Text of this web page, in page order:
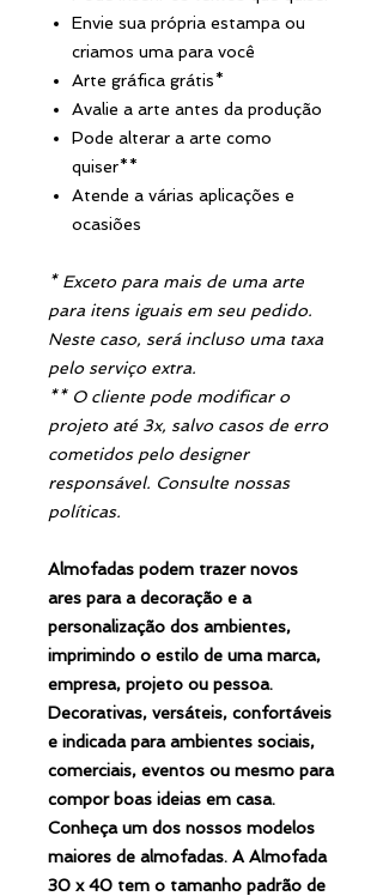
Envie sua própria estampa ou
criamos uma para você
Arte gráfica grátis*
Avalie a arte antes da produção
Pode alterar a arte como
quiser**
Atende a várias aplicações e
ocasiões
* Exceto para mais de uma arte
para itens iguais em seu pedido.
Neste caso, será incluso uma taxa
pelo serviço extra.
** O cliente pode modificar o
projeto até 3x, salvo casos de erro
cometidos pelo designer
responsável. Consulte nossas
políticas.
Almofadas podem trazer novos
ares para a decoração e a
personalização dos ambientes,
imprimindo o estilo de uma marca,
empresa, projeto ou pessoa.
Decorativas, versáteis, confortáveis
e indicada para ambientes sociais,
comerciais, eventos ou mesmo para
compor boas ideias em casa.
Conheça um dos nossos modelos
maiores de almofadas. A Almofada
30 x 40 tem o tamanho padrão de